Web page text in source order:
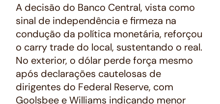
A decisão do Banco Central, vista como
sinal de independência e firmeza na
condução da política monetária, reforçou
o carry trade do local, sustentando o real.
No exterior, o dólar perde força mesmo
após declarações cautelosas de
dirigentes do Federal Reserve, com
Goolsbee e Williams indicando menor